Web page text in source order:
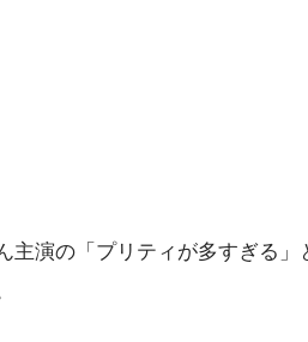
主演の「プリティが多すぎる